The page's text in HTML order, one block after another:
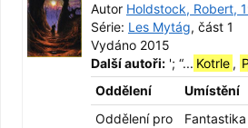
Autor Holdstock, Robert,
Série: Les Mytág, část 1
Vydáno 2015
Další autoři: '; “... Kotrle ,
Oddělení
Umístění
Oddělení pro